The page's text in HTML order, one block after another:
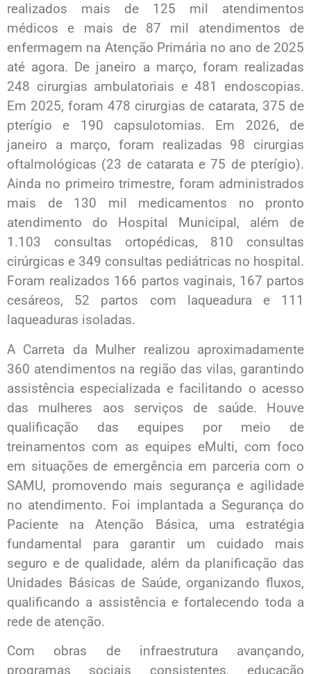
realizados mais de 125 mil atendimentos
médicos e mais de 87 mil atendimentos de
enfermagem na Atenção Primária no ano de 2025
até agora. De janeiro a março, foram realizadas
248 cirurgias ambulatoriais e 481 endoscopias.
Em 2025, foram 478 cirurgias de catarata, 375 de
pterígio e 190 capsulotomias. Em 2026, de
janeiro a março, foram realizadas 98 cirurgias
oftalmológicas (23 de catarata e 75 de pterígio).
Ainda no primeiro trimestre, foram administrados
mais de 130 mil medicamentos no pronto
atendimento do Hospital Municipal, além de
1.103 consultas ortopédicas, 810 consultas
cirúrgicas e 349 consultas pediátricas no hospital.
Foram realizados 166 partos vaginais, 167 partos
cesáreos, 52 partos com laqueadura e 111
laqueaduras isoladas.
A Carreta da Mulher realizou aproximadamente
360 atendimentos na região das vilas, garantindo
assistência especializada e facilitando o acesso
das mulheres aos serviços de saúde. Houve
qualificação das equipes por meio de
treinamentos com as equipes eMulti, com foco
em situações de emergência em parceria com o
SAMU, promovendo mais segurança e agilidade
no atendimento. Foi implantada a Segurança do
Paciente na Atenção Básica, uma estratégia
fundamental para garantir um cuidado mais
seguro e de qualidade, além da planificação das
Unidades Básicas de Saúde, organizando fluxos,
qualificando a assistência e fortalecendo toda a
rede de atenção.
Com obras de infraestrutura avançando,
programas sociais consistentes, educação